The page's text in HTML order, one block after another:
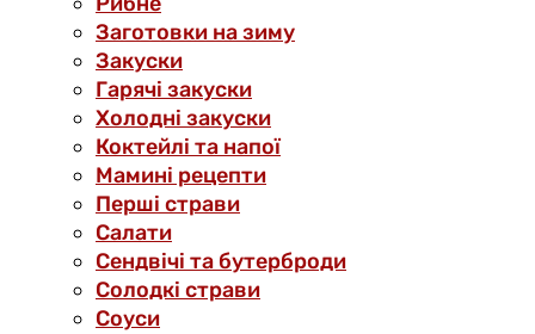
Заготовки на зиму
Закуски
Гарячі закуски
Холодні закуски
Коктейлі та напої
Мамині рецепти
Перші страви
Салати
Сендвічі та бутерброди
Солодкі страви
Соуси